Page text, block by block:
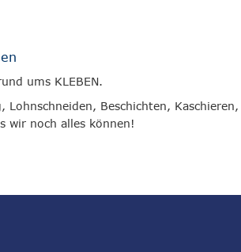
ums KLEBEN.
Lohnschneiden, Beschichten, Kaschieren,
wir noch alles können!